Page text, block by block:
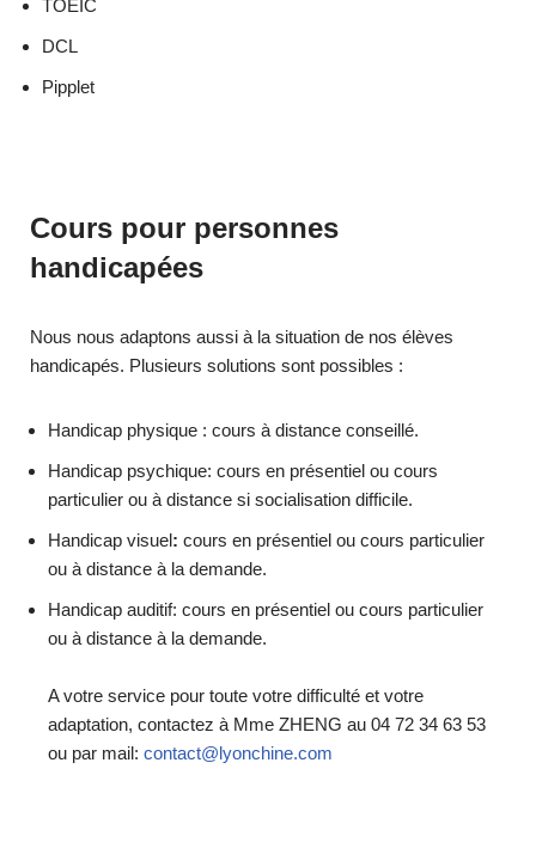
TOEIC
DCL
Pipplet
Cours pour personnes
handicapées
Nous nous adaptons aussi à la situation de nos élèves
handicapés. Plusieurs solutions sont possibles :
Handicap physique : cours à distance conseillé.
Handicap psychique: cours en présentiel ou cours
particulier ou à distance si socialisation difficile.
Handicap visuel: cours en présentiel ou cours particulier
ou à distance à la demande.
Handicap auditif: cours en présentiel ou cours particulier
ou à distance à la demande.
A votre service pour toute votre difficulté et votre
adaptation, contactez à Mme ZHENG au 04 72 34 63 53
ou par mail: contact@lyonchine.com